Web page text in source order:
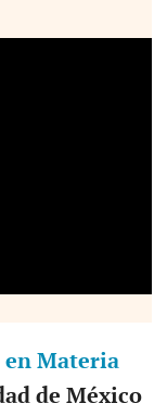
en Materia
de México